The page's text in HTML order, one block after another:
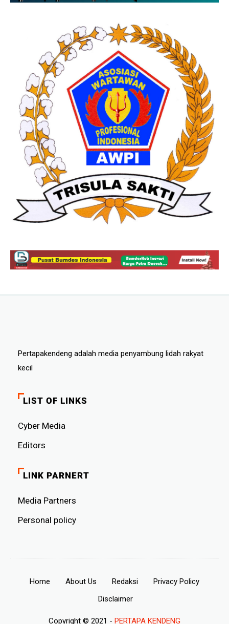
Pertapakendeng adalah media penyambung lidah rakyat
kecil
LIST OF LINKS
Cyber ​​Media
Editors
LINK PARNERT
Media Partners
Personal policy
Home About Us Redaksi
Privacy Policy
Disclaimer
Copyright © 2021 - PERTAPA KENDENG